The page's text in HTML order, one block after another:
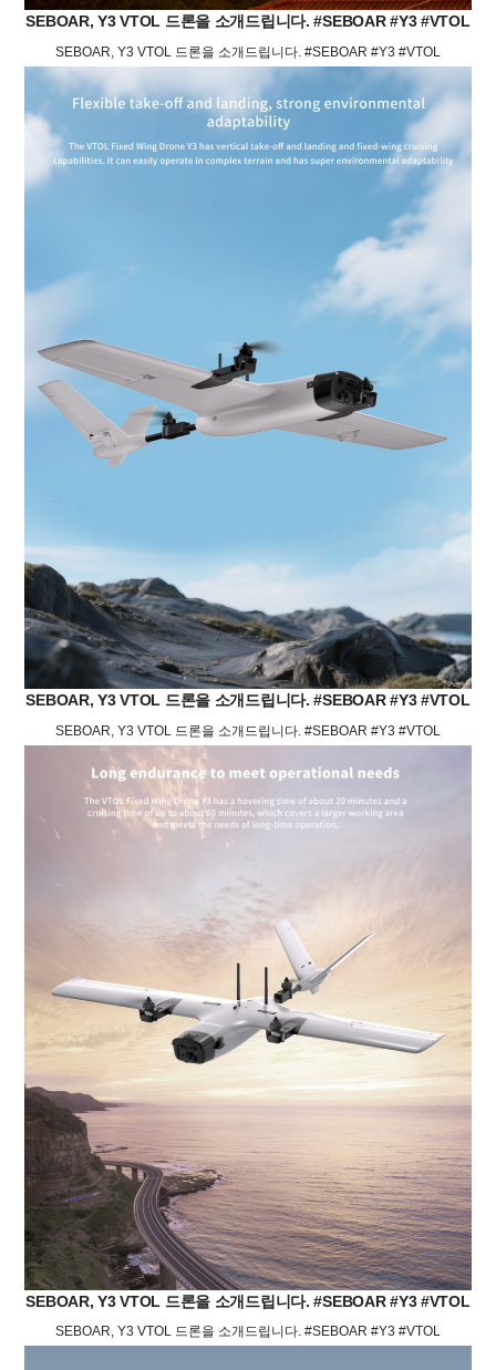
SEBOAR, Y3 VTOL 드론을 소개드립니다. #SEBOAR #Y3 #VTOL
SEBOAR, Y3 VTOL 드론을 소개드립니다. #SEBOAR #Y3 #VTOL
SEBOAR, Y3 VTOL 드론을 소개드립니다. #SEBOAR #Y3 #VTOL
SEBOAR, Y3 VTOL 드론을 소개드립니다. #SEBOAR #Y3 #VTOL
SEBOAR, Y3 VTOL 드론을 소개드립니다. #SEBOAR #Y3 #VTOL
SEBOAR, Y3 VTOL 드론을 소개드립니다. #SEBOAR #Y3 #VTOL